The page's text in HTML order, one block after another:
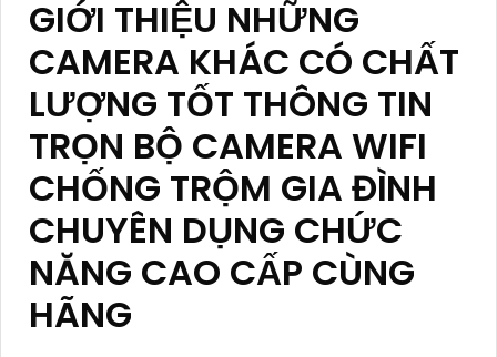
GIỚI THIỆU NHỮNG
CAMERA KHÁC CÓ CHẤT
LƯỢNG TỐT THÔNG TIN
TRỌN BỘ CAMERA WIFI
CHỐNG TRỘM GIA ĐÌNH
CHUYÊN DỤNG CHỨC
NĂNG CAO CẤP CÙNG
HÃNG